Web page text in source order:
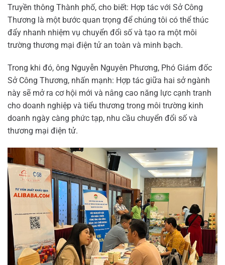
Truyền thông Thành phố, cho biết: Hợp tác với Sở Công
Thương là một bước quan trọng để chúng tôi có thể thúc
đẩy nhanh nhiệm vụ chuyển đổi số và tạo ra một môi
trường thương mại điện tử an toàn và minh bạch.
Trong khi đó, ông Nguyễn Nguyên Phương, Phó Giám đốc
Sở Công Thương, nhấn mạnh: Hợp tác giữa hai sở ngành
này sẽ mở ra cơ hội mới và nâng cao năng lực cạnh tranh
cho doanh nghiệp và tiểu thương trong môi trường kinh
doanh ngày càng phức tạp, nhu cầu chuyển đổi số và
thương mại điện tử.